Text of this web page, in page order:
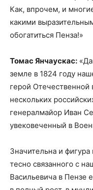
Как, впрочем, и
какими
обогатиться Пенза!»
Томас Янчаускас:
земле в 1824 году
герой Отечественной
нескольких
генерал­майор Иван
увековеченный в
Значительна и
тесно связанного с
Васильевича в Пензе